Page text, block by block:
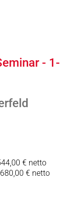
- 1-
€ netto
€ netto